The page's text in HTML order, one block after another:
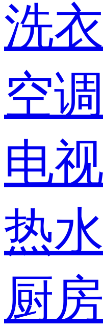
洗
空调
电视
热
厨